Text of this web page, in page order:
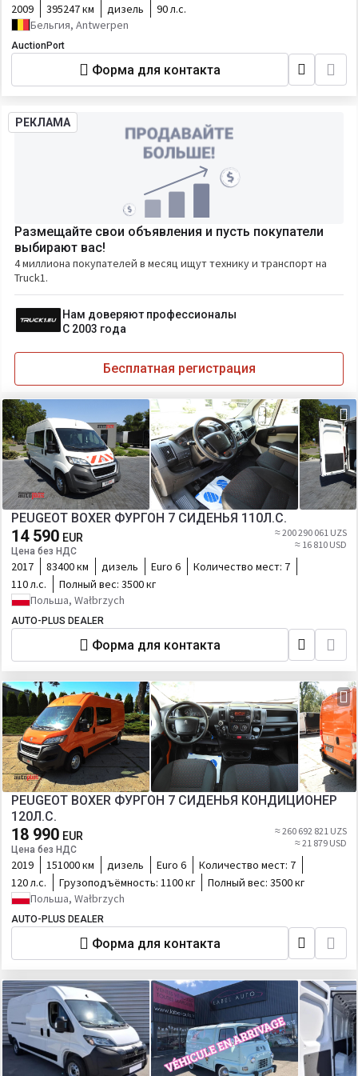
2009 395247 км дизель
90 л.с.
Бельгия, Antwerpen
AuctionPort
Форма для контакта
РЕКЛАМА
Размещайте свои объявления и пусть покупатели
выбирают вас!
4 миллиона покупателей в месяц ищут технику и транспорт на
Truck1.
Нам доверяют профессионалы
С 2003 года
Бесплатная регистрация
PEUGEOT BOXER ФУРГОН 7 СИДЕНЬЯ 110Л.С.
14 590 EUR
Цена без НДС
≈ 200 290 061 UZS
≈ 16 810 USD
2017 83400 км дизель Euro 6 Количество мест: 7
110 л.с.
Полный вес: 3500 кг
Польша, Wałbrzych
AUTO-PLUS DEALER
Форма для контакта
PEUGEOT BOXER ФУРГОН 7 СИДЕНЬЯ КОНДИЦИОНЕР
120Л.С.
18 990 EUR
Цена без НДС
≈ 260 692 821 UZS
≈ 21 879 USD
2019 151000 км дизель Euro 6 Количество мест: 7
120 л.с.
Грузоподъёмность: 1100 кг Полный вес: 3500 кг
Польша, Wałbrzych
AUTO-PLUS DEALER
Форма для контакта